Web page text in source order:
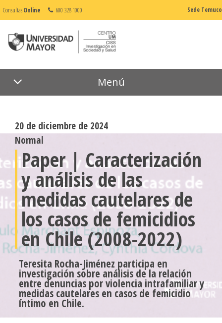
ConsultasOnline 600 328 1000 Sede Temuco
Menú
20 de diciembre de 2024
Normal
Paper | Caracterización
y análisis de las
medidas cautelares de
los casos de femicidios
en Chile (2008-2022)
Teresita Rocha-Jiménez participa en
investigación sobre análisis de la relación
entre denuncias por violencia intrafamiliar y
medidas cautelares en casos de femicidio
íntimo en Chile.